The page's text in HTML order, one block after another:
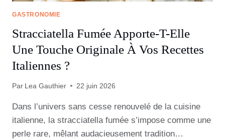
GASTRONOMIE
Stracciatella Fumée Apporte-T-Elle
Une Touche Originale À Vos Recettes
Italiennes ?
Par Lea Gauthier 22 juin 2026
Dans l’univers sans cesse renouvelé de la cuisine
italienne, la stracciatella fumée s’impose comme une
perle rare, mêlant audacieusement tradition…